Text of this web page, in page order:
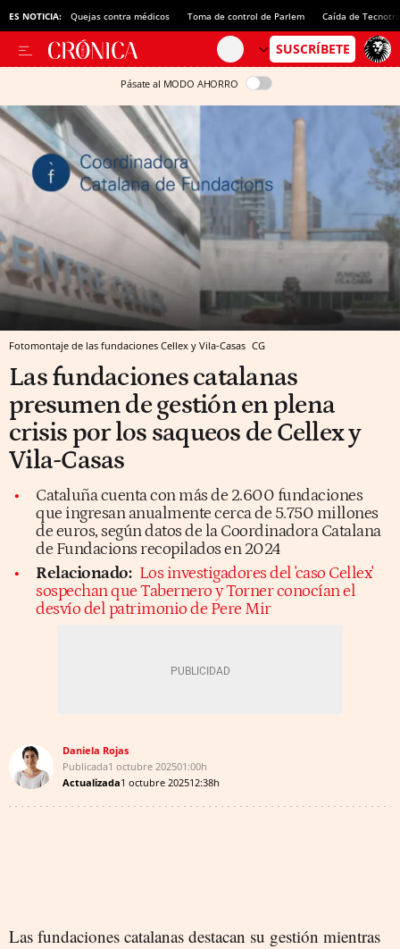
ES NOTICIA: Quejas contra médicos Toma de control de Parlem Caída de
Pásate al MODO AHORRO
Fotomontaje de las fundaciones Cellex y Vila-Casas CG
Las fundaciones catalanas
presumen de gestión en plena
crisis por los saqueos de Cellex y
Vila-Casas
Cataluña cuenta con más de 2.600 fundaciones
que ingresan anualmente cerca de 5.750 millones
de euros, según datos de la Coordinadora Catalana
de Fundacions recopilados en 2024
Relacionado: Los investigadores del 'caso Cellex'
sospechan que Tabernero y Torner conocían el
desvío del patrimonio de Pere Mir
Daniela Rojas
Publicada1 octubre 202501:00h
Actualizada1 octubre 202512:38h
Las fundaciones catalanas destacan su gestión mientras